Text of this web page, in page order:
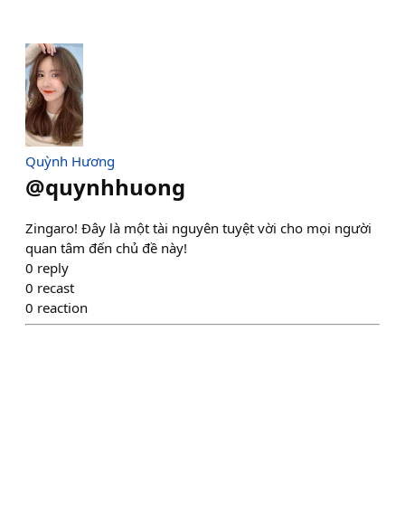
Quỳnh Hương
@quynhhuong
Zingaro! Đây là một tài nguyên tuyệt vời cho mọi người
quan tâm đến chủ đề này!
0 reply
0 recast
0 reaction